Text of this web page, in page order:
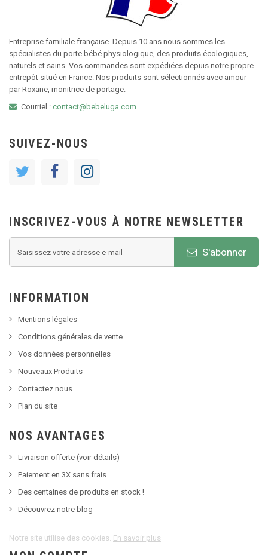
Entreprise familiale française. Depuis 10 ans nous sommes les
spécialistes du porte bébé physiologique, des produits écologiques,
naturels et sains. Vos commandes sont expédiées depuis notre propre
entrepôt situé en France. Nos produits sont sélectionnés avec amour
par Roxane, monitrice de portage.
Courriel : contact@bebeluga.com
SUIVEZ-NOUS
INSCRIVEZ-VOUS À NOTRE NEWSLETTER
S'abonner
INFORMATION
Mentions légales
Conditions générales de vente
Vos données personnelles
Nouveaux Produits
Contactez nous
Plan du site
NOS AVANTAGES
Livraison offerte (voir détails)
Paiement en 3X sans frais
Des centaines de produits en stock !
Découvrez notre blog
Notre site utilise des cookies. En savoir plus